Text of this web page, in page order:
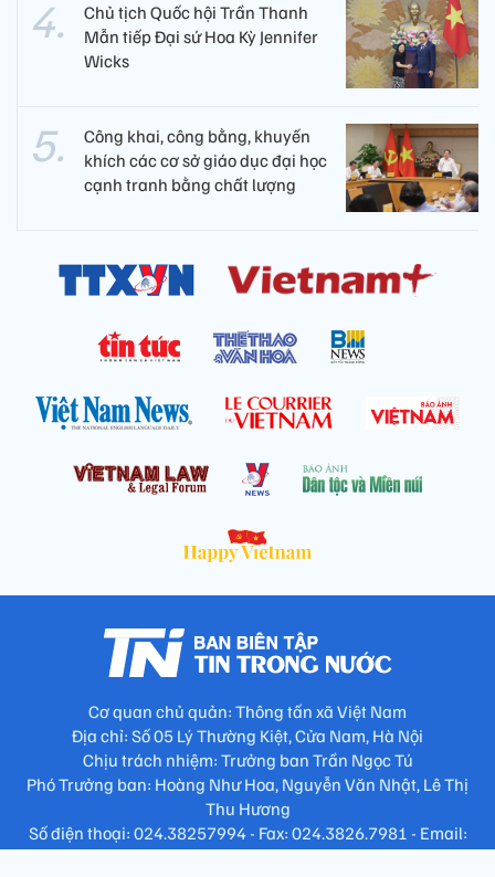
Chủ tịch Quốc hội Trần Thanh
Mẫn tiếp Đại sứ Hoa Kỳ Jennifer
Wicks
Công khai, công bằng, khuyến
khích các cơ sở giáo dục đại học
cạnh tranh bằng chất lượng​
Cơ quan chủ quản: Thông tấn xã Việt Nam
Địa chỉ: Số 05 Lý Thường Kiệt, Cửa Nam, Hà Nội
Chịu trách nhiệm: Trưởng ban Trần Ngọc Tú
Phó Trưởng ban: Hoàng Như Hoa, Nguyễn Văn Nhật, Lê Thị
Thu Hương
Số điện thoại: 024.38257994 - Fax: 024.3826.7981 - Email: